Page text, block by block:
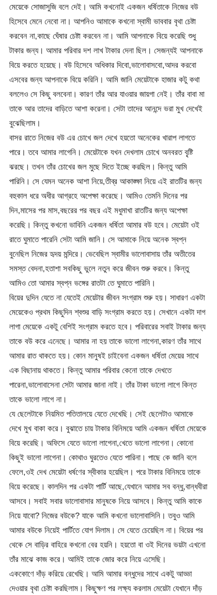
মেয়েকে সোজাসুজি বলে দেই। আমি কখনোই একজন ধর্ষিতাকে নিজের বউ
হিসেবে মেনে নেবো না। আপনিও আমাকে কখনো স্বামী ভাববার বৃথা চেষ্টা
করবেন না,কাছে ঘেঁষার চেষ্টা করবেন না। আমি আপনাকে বিয়ে করেছি শুধু
টাকার জন্য। আমার পরিবার দশ লাখ টাকার দেনা ছিল। সেজন্যই আপনাকে
বিয়ে করতে হয়েছে। বউ হিসেবে অধিকার দিবো,ভালোবাসবো,আদর করবো
এসবের জন্য আপনাকে বিয়ে করিনি। আমি জানি মেয়েটাকে হাজার কটু কথা
বললেও সে কিছু বলবেনা। কারণ তাঁর আর যাওয়ার জায়গা নেই। তাঁর বাবা মা
তাকে আর তাদের বাড়িতে আশা করেনা। সেটা তাদের আনন্দে ভরা মুখ দেখেই
বুঝেছিলাম।
বাসর রাতে নিজের বউ এর চোখে জল দেখে হয়তো অনেকের খারাপ লাগতে
পারে। তবে আমার লাগেনি। মেয়েটাকে যখন দেখলাম চোখে অনবরত বৃৃষ্টি
ঝরছে। তখন তাঁর চোখের জল মুছে দিতে ইচ্ছে করছিল। কিন্তু আমি
পারিনি। সে যেমন অনেক আশা নিয়ে,তীব্র আকাঙ্ক্ষা নিয়ে এই রাতটির জন্য
বহুকাল ধরে অধীর আগ্রহে অপেক্ষা করেছে। আমিও তেমনি দিনের পর
দিন,মাসের পর মাস,বছরের পর বছর এই মধুমাখা রাতটির জন্য অপেক্ষা
করেছি। কিন্তু কখনো ভাবিনি একজন ধর্ষিতা আমার বউ হবে। মেয়েটা ওই
রাতে ঘুমাতে পারেনি সেটা আমি জানি। সে আমাকে নিয়ে অনেক স্বপ্ন
বুনেছিল নিজের হৃদয় মন্দিরে। ভেবেছিল স্বামীর ভালোবাসায় তাঁর অতীতের
সমস্ত বেদনা,হতাশা সবকিছু ভুলে নতুন করে জীবন শুরু করবে। কিন্তু
আমিও তো আমার স্বপ্ন ভঙ্গের রাতটা তে ঘুমাতে পারিনি।
বিয়ের দুদিন যেতে না যেতেই মেয়েটার জীবন সংগ্রাম শুরু হয়। সাধারণ একটা
মেয়েকেও প্রথম কিছুদিন শ্বশুর বাড়ি সংগ্রাম করতে হয়। সেখানে একটা দাগ
লাগা মেয়েকে একটু বেশিই সংগ্রাম করতে হবে। পরিবারের সবাই টাকার জন্য
তাকে বউ করে এনেছে। আমার না হয় তাকে ভালো লাগেনা,কারণ তাঁর সাথে
আমার রাত থাকতে হয়। কোন মানুষই চাইবেনা একজন ধর্ষিতা মেয়ের সাথে
এক বিছানায় থাকতে। কিন্তু আমার পরিবার কেনো তাকে দেখতে
পারেনা,ভালোবাসেনা সেটা আমার জানা নাই। তাঁর টাকা ভালো লাগে কিন্ত
তাকে ভালো লাগে না।
যে ছেলেটাকে নিয়মিত পতিতালয়ে যেতে দেখেছি। সেই ছেলেটাও আমাকে
দেখে মুখ বাকা করে। বুঝাতে চায় টাকার বিনিময়ে আমি একজন ধর্ষিতা মেয়েকে
বিয়ে করেছি। অফিসে যেতে ভালো লাগেনা,খেতে ভালো লাগেনা। কোনো
কিছুই ভালো লাগেনা। কোথাও ঘুরতেও যেতে পারিনা। পাছে কে জানি বলে
ফেলে,ওই দেখ মেয়েটা ধর্ষণের স্বীকার হয়েছিল। পরে টাকার বিনিময়ে তাকে
বিয়ে করেছে। কালদিন পর একটা পার্টি আছে,যেখানে আমার সব বন্ধু,বান্ধবীরা
আসবে। সবাই সবার ভালোবাসার মানুষকে নিয়ে আসবে। কিন্তু আমি কাকে
নিয়ে যাবো? নিজের বউকে? যাকে আমি কখনো ভালোবাসিনি। তবুও আমি
আমার বউকে নিয়েই পার্টিতে যোগ দিলাম। সে যেতে চেয়েছিল না। বিয়ের পর
থেকে সে বাড়ির বাহিরে কখনো বের হয়নি। হয়তো বা ওই দিনের ভয়টা এখনো
তাঁর মাঝে কাজ করে। আমিই তাকে জোর করে নিয়ে এসেছি।
এককোণে দাঁড় করিয়ে রেখেছি। আমি আমার বন্ধুদের সাথে একটু আড্ডা
দেওয়ার বৃথা চেষ্টা করছিলাম। কিছুক্ষণ পর লক্ষ্য করলাম মেয়েটা যেখানে দাঁড়